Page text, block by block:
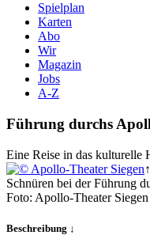
Spielplan
Karten
Abo
Wir
Magazin
Jobs
A-Z
Führung durchs
Eine Reise in das kulturelle
Schnüren bei der Führung
Foto: Apollo-Theater Siegen
Beschreibung ↓